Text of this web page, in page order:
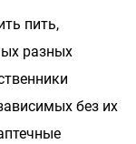
пить,
разных
без их